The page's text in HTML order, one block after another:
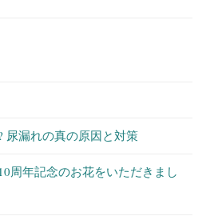
尿漏れの真の原因と対策
周年記念のお花をいただきまし